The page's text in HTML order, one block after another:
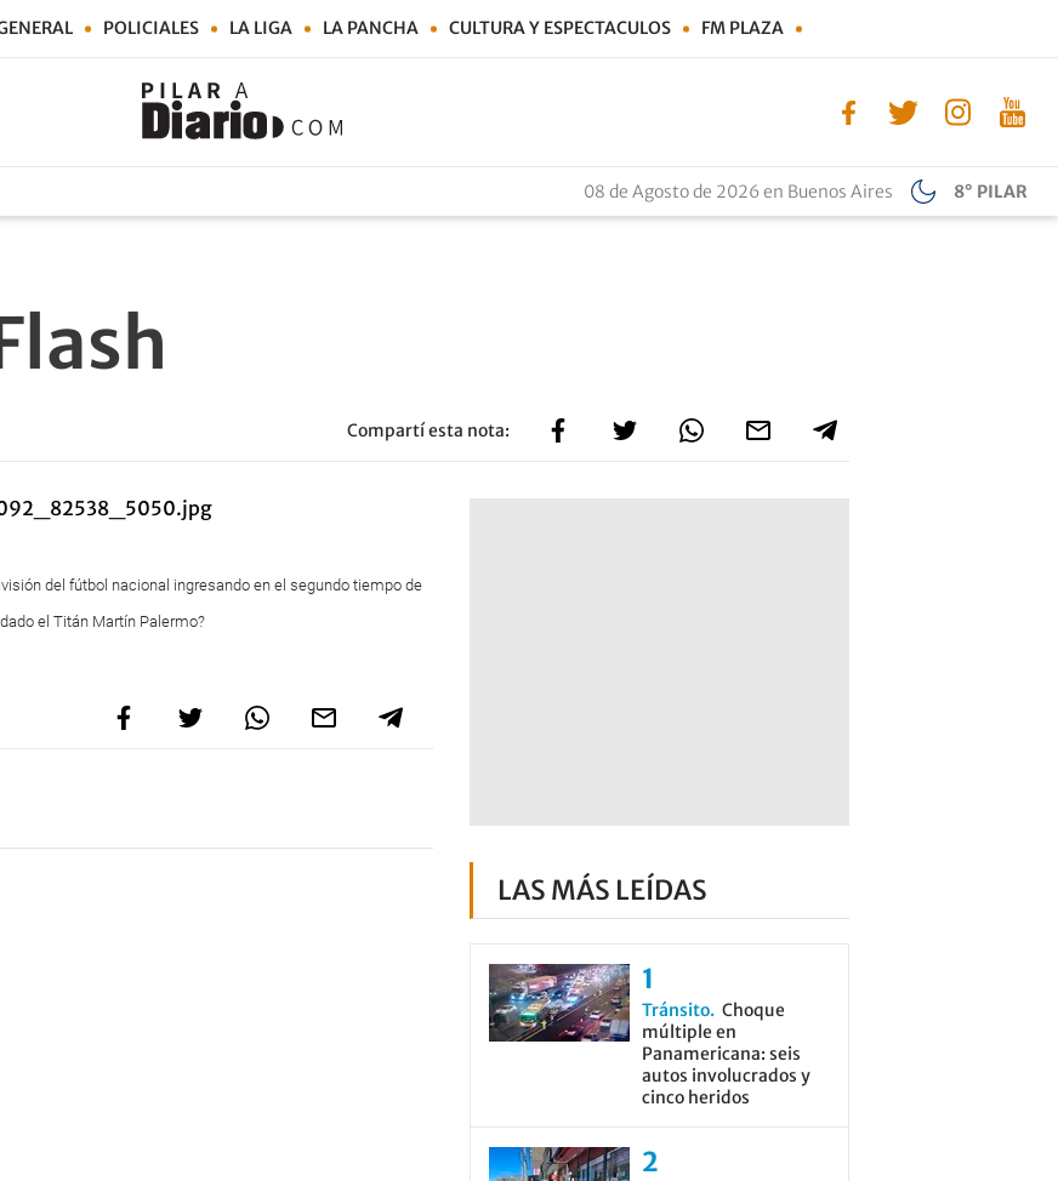
POLICIALES LA LIGA LA PANCHA CULTURA Y ESPECTACULOS FM PLAZA
08 de Agosto de 2026 en Buenos Aires 8° PILAR
Compartí esta nota:
del fútbol nacional ingresando en el segundo tiempo de
el Titán Martín Palermo?
LAS MÁS LEÍDAS
Tránsito Choque
múltiple en
Panamericana: seis
autos involucrados y
cinco heridos